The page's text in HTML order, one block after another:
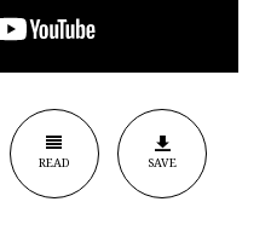
READ SAVE